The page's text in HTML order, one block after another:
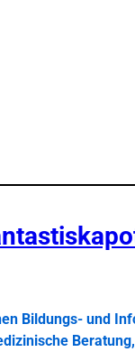
Bildungs- und